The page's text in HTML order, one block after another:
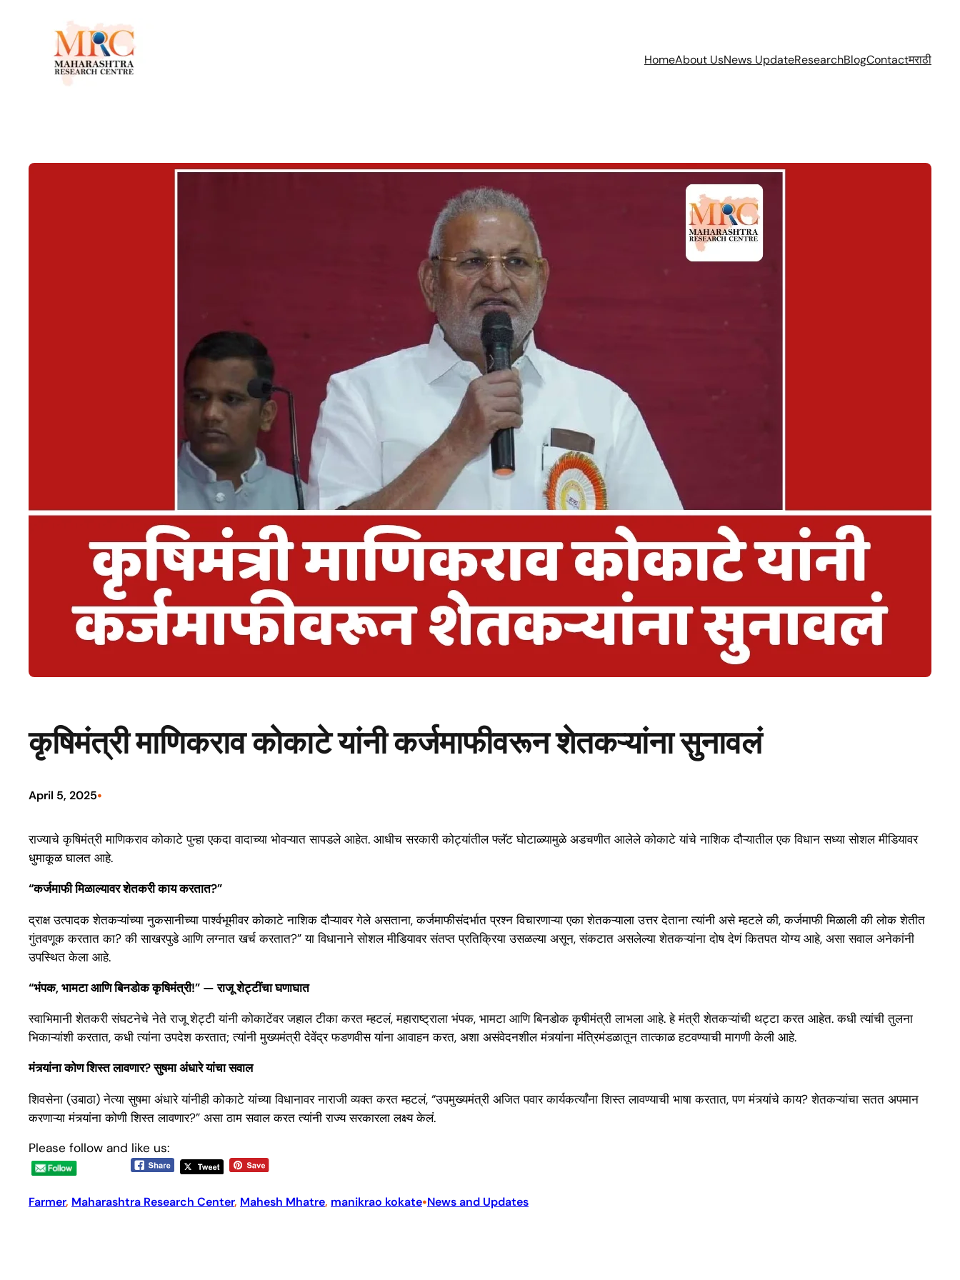
HomeAbout UsNews UpdateResearchBlogContactमराठी
कृषिमंत्री माणिकराव कोकाटे यांनी कर्जमाफीवरून शेतकऱ्यांना सुनावलं
April 5, 2025•
राज्याचे कृषिमंत्री माणिकराव कोकाटे पुन्हा एकदा वादाच्या भोवऱ्यात सापडले आहेत. आधीच सरकारी कोट्यांतील फ्लॅट घोटाळ्यामुळे अडचणीत आलेले कोकाटे यांचे नाशिक दौऱ्यातील एक विधान सध्या सोशल मीडियावर
धुमाकूळ घालत आहे.
“कर्जमाफी मिळाल्यावर शेतकरी काय करतात?”
द्राक्ष उत्पादक शेतकऱ्यांच्या नुकसानीच्या पार्श्वभूमीवर कोकाटे नाशिक दौऱ्यावर गेले असताना, कर्जमाफीसंदर्भात प्रश्न विचारणाऱ्या एका शेतकऱ्याला उत्तर देताना त्यांनी असे म्हटले की, कर्जमाफी मिळाली की लोक शेतीत
गुंतवणूक करतात का? की साखरपुडे आणि लग्नात खर्च करतात?” या विधानाने सोशल मीडियावर संतप्त प्रतिक्रिया उसळल्या असून, संकटात असलेल्या शेतकऱ्यांना दोष देणं कितपत योग्य आहे, असा सवाल अनेकांनी
उपस्थित केला आहे.
“भंपक, भामटा आणि बिनडोक कृषिमंत्री!” — राजू शेट्टींचा घणाघात
स्वाभिमानी शेतकरी संघटनेचे नेते राजू शेट्टी यांनी कोकाटेंवर जहाल टीका करत म्हटलं, महाराष्ट्राला भंपक, भामटा आणि बिनडोक कृषीमंत्री लाभला आहे. हे मंत्री शेतकऱ्यांची थट्टा करत आहेत. कधी त्यांची तुलना
भिकाऱ्यांशी करतात, कधी त्यांना उपदेश करतात; त्यांनी मुख्यमंत्री देवेंद्र फडणवीस यांना आवाहन करत, अशा असंवेदनशील मंत्र्यांना मंत्रिमंडळातून तात्काळ हटवण्याची मागणी केली आहे.
मंत्र्यांना कोण शिस्त लावणार? सुषमा अंधारे यांचा सवाल
शिवसेना (उबाठा) नेत्या सुषमा अंधारे यांनीही कोकाटे यांच्या विधानावर नाराजी व्यक्त करत म्हटलं, “उपमुख्यमंत्री अजित पवार कार्यकर्त्यांना शिस्त लावण्याची भाषा करतात, पण मंत्र्यांचे काय? शेतकऱ्यांचा सतत अपमान
करणाऱ्या मंत्र्यांना कोणी शिस्त लावणार?” असा ठाम सवाल करत त्यांनी राज्य सरकारला लक्ष्य केलं.
Please follow and like us:
Farmer, Maharashtra Research Center, Mahesh Mhatre, manikrao kokate•News and Updates